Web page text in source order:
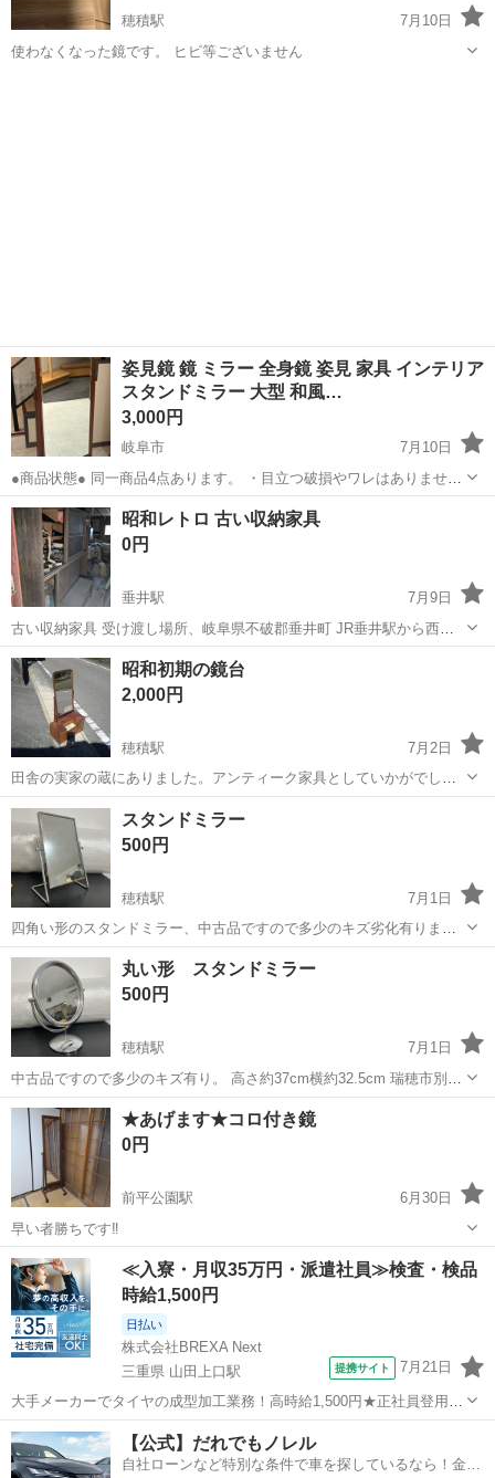
穂積駅
7月10日
使わなくなった鏡です。 ヒビ等ございません
姿見鏡 鏡 ミラー 全身鏡 姿見 家具 インテリア
スタンドミラー 大型 和風…
3,000円
岐阜市
7月10日
●商品状態● 同一商品4点あります。 ・目立つ破損やワレはありません
が、中古のためスレ汚れあります。 ・直接見ていただき状態見ていた
だくこと可能です。（岐阜県岐阜市） ・アートセッティングデリバリ
ーにて発送できる可能...
岐阜 岐阜市 ミラー/鏡 姿見
昭和レトロ 古い収納家具
0円
垂井駅
7月9日
古い収納家具 受け渡し場所、岐阜県不破郡垂井町 JR垂井駅から西に
徒歩3分ほどの場所
岐阜 不破郡 垂井駅 ミラー/鏡
昭和初期の鏡台
2,000円
穂積駅
7月2日
田舎の実家の蔵にありました。アンティーク家具としていかがでしょ
う。 約90年〜100年ほど前の昭和初期の鏡台と聞いています。 幅51.5
㎝、奥行き25.3㎝、総高さ98.5㎝、鏡の幅33✕63.5㎝です。 引き出し
などは簡...
岐阜 瑞穂市 穂積駅
スタンドミラー
500円
穂積駅
7月1日
四角い形のスタンドミラー、中古品ですので多少のキズ劣化有ります
のでご了承お願い申し上げます。 サイズ高さ約34.5cm横約26cm 瑞穂
市別府1653-1 JSホールディングスまで引き取りに来られる方を優先し
ています。平日9...
岐阜 瑞穂市 穂積駅 ミラー/鏡
丸い形 スタンドミラー
500円
穂積駅
7月1日
中古品ですので多少のキズ有り。 高さ約37cm横約32.5cm 瑞穂市別府
1653-1 JSホールディングスまで引き取りに来られる方を優先していま
す。平日9時半〜16時半までの営業です。よろしくお願いいたします。
岐阜 瑞穂市 穂積駅 ミラー/鏡 ミラー
★あげます★コロ付き鏡
0円
前平公園駅
6月30日
早い者勝ちです‼️
岐阜 美濃加茂市 前平公園駅 ミラー/鏡
≪入寮・月収35万円・派遣社員≫検査・検品
時給1,500円
日払い
株式会社BREXA Next
三重県 山田上口駅
提携サイト 7月21日
大手メーカーでタイヤの成型加工業務！高時給1,500円★正社員登用制
度あり！ワンルーム寮完備！マイカー通勤OK！無料駐車場あり！《三
重県伊勢市》 人気の工場のお仕事 ◇タイヤの製造◇ トラック・バ
ス・RV車用を中心とした...
三重 伊勢市 山田上口駅 その他
【公式】だれでもノレル
自社ローンなど特別な条件で車を探しているなら！金利